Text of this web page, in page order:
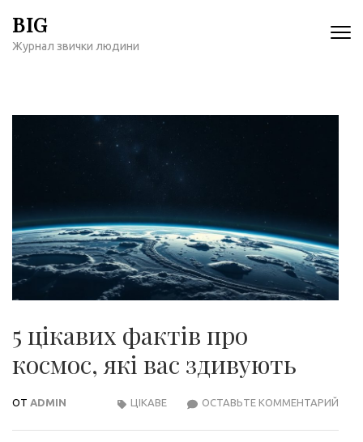
содержимому
BIG
Журнал звички людини
5 цікавих фактів про
космос, які вас здивують
ОТ ADMIN ОСТАВЬТЕ КОММЕНТАРИЙ
ЦІКАВЕ